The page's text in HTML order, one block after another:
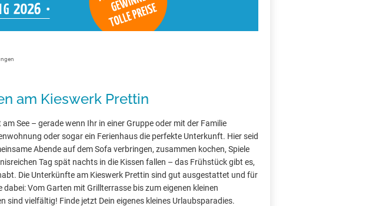
am Kieswerk Prettin
See – gerade wenn Ihr in einer Gruppe oder mit der Familie
oder sogar ein Ferienhaus die perfekte Unterkunft. Hier seid
Abende auf dem Sofa verbringen, zusammen kochen, Spiele
Tag spät nachts in die Kissen fallen – das Frühstück gibt es,
Die Unterkünfte am Kieswerk Prettin sind gut ausgestattet und für
dabei: Vom Garten mit Grillterrasse bis zum eigenen kleinen
sind vielfältig! Finde jetzt Dein eigenes kleines Urlaubsparadies.